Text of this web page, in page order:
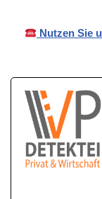
Nutzen Sie